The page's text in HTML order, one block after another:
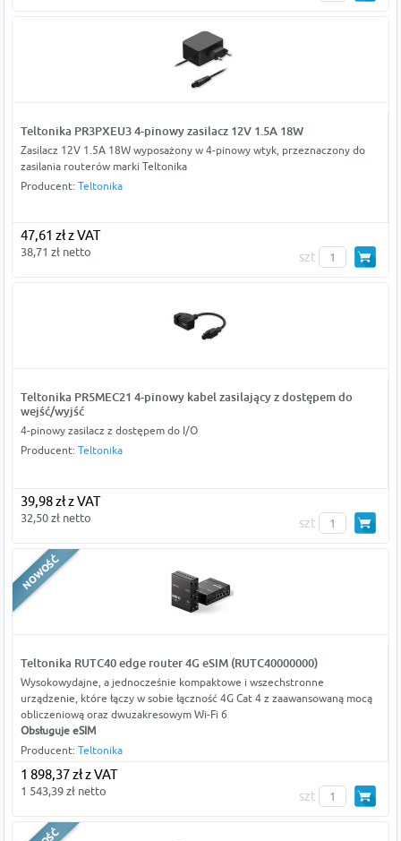
Teltonika PR3PXEU3 4-pinowy zasilacz 12V 1.5A 18W
Zasilacz 12V 1.5A 18W wyposażony w 4-pinowy wtyk, przeznaczony do
zasilania routerów marki Teltonika
Producent: Teltonika
47,61 zł z VAT
38,71 zł netto szt
Teltonika PR5MEC21 4-pinowy kabel zasilający z dostępem do
wejść/wyjść
4-pinowy zasilacz z dostępem do I/O
Producent: Teltonika
39,98 zł z VAT
32,50 zł netto szt
Teltonika RUTC40 edge router 4G eSIM (RUTC40000000)
Wysokowydajne, a jednocześnie kompaktowe i wszechstronne
urządzenie, które łączy w sobie łączność 4G Cat 4 z zaawansowaną mocą
obliczeniową oraz dwuzakresowym Wi-Fi 6
Obsługuje eSIM
Producent: Teltonika
1 898,37 zł z VAT
1 543,39 zł netto szt